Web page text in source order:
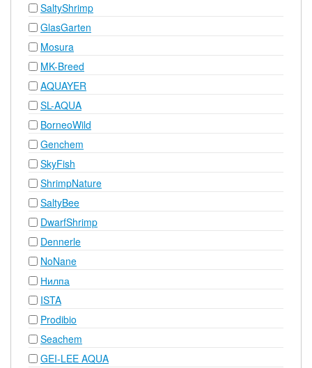
SaltyShrimp
GlasGarten
Mosura
MK-Breed
AQUAYER
SL-AQUA
BorneoWild
Genchem
SkyFish
ShrimpNature
SaltyBee
DwarfShrimp
Dennerle
NoNane
Нилпа
ISTA
Prodibio
Seachem
GEI-LEE AQUA